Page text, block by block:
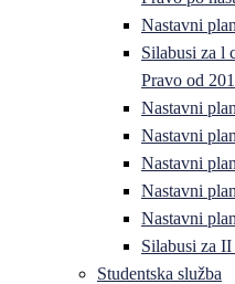
Nastavni
Silabusi za l
Pravo od
Nastavni
Nastavni
Nastavni
Nastavni
Nastavni
Silabusi za
Studentska služba